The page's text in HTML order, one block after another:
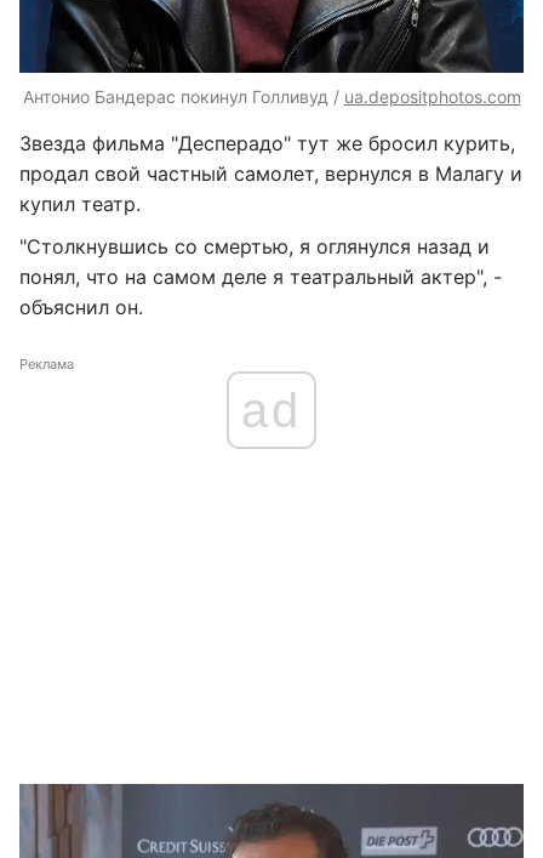
Антонио Бандерас покинул Голливуд / ua.depositphotos.com
Звезда фильма "Десперадо" тут же бросил курить,
продал свой частный самолет, вернулся в Малагу и
купил театр.
"Столкнувшись со смертью, я оглянулся назад и
понял, что на самом деле я театральный актер", -
объяснил он.
Реклама
ad